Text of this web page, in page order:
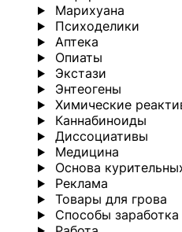
Марихуана
Психоделики
Аптека
Опиаты
Экстази
Энтеогены
Химические
Каннабиноиды
Диссоциативы
Медицина
Основа
Реклама
Товары для грова
Способы заработка